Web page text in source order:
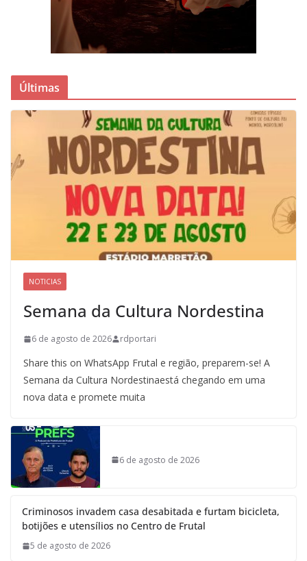
Últimas
NOTICIAS
Semana da Cultura Nordestina
6 de agosto de 2026 rdportari
Share this on WhatsApp Frutal e região, preparem-se! A
Semana da Cultura Nordestinaestá chegando em uma
nova data e promete muita
6 de agosto de 2026
Criminosos invadem casa desabitada e furtam bicicleta,
botijões e utensílios no Centro de Frutal
5 de agosto de 2026